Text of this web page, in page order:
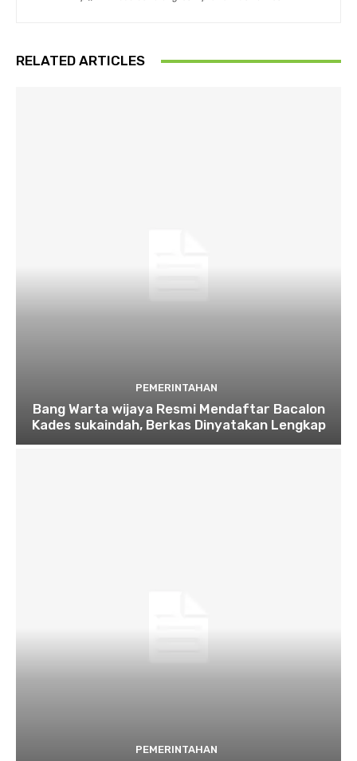
RELATED ARTICLES
PEMERINTAHAN
Bang Warta wijaya Resmi Mendaftar Bacalon
Kades sukaindah, Berkas Dinyatakan Lengkap
PEMERINTAHAN